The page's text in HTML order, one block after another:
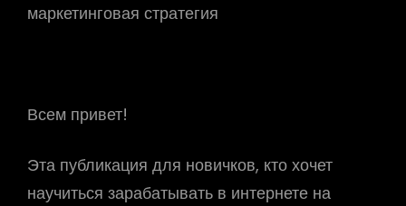
маркетинговая стратегия
Всем привет!
Эта публикация для новичков, кто хочет
научиться зарабатывать в интернете на